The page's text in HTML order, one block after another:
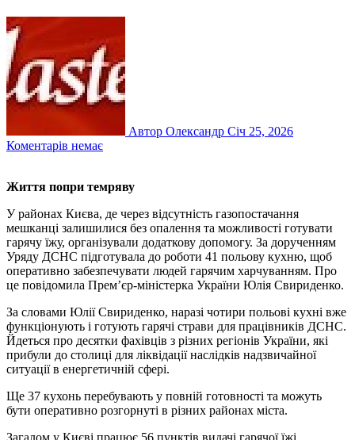
Автор Олександр Січ 25, 2026
Коментарів немає
Життя попри темряву
У районах Києва, де через відсутність газопостачання
мешканці залишилися без опалення та можливості готувати
гарячу їжу, організували додаткову допомогу. За дорученням
Уряду ДСНС підготувала до роботи 41 польову кухню, щоб
оперативно забезпечувати людей гарячим харчуванням. Про
це повідомила Прем’єр-міністерка України Юлія Свириденко.
За словами Юлії Свириденко, наразі чотири польові кухні вже
функціонують і готують гарячі страви для працівників ДСНС.
Йдеться про десятки фахівців з різних регіонів України, які
прибули до столиці для ліквідації наслідків надзвичайної
ситуації в енергетичній сфері.
Ще 37 кухонь перебувають у повній готовності та можуть
бути оперативно розгорнуті в різних районах міста.
Загалом у Києві працює 56 пунктів видачі гарячої їжі.